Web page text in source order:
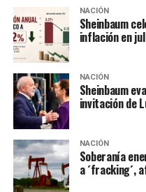
Inflación anual cede
durante mayo
NO TE PIERDAS
Gerardo Esquivel se
en Banxico
NACIÓN
Sheinbaum
inflación en
NACIÓN
Sheinbaum
invitación de
NACIÓN
Soberanía
a ´fracking´,